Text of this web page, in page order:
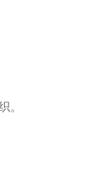
。